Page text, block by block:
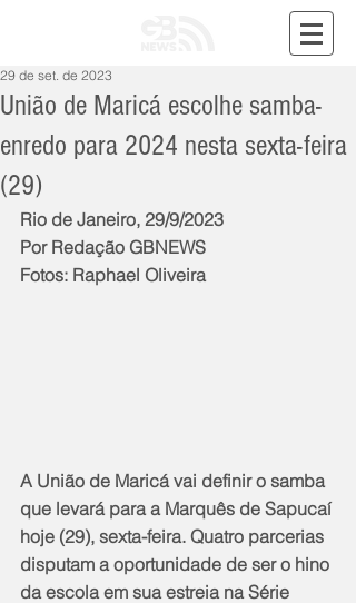
União de Maricá escolhe samba-
enredo para 2024 nesta sexta-feira
(29)
29 de set. de 2023
Rio de Janeiro, 29/9/2023
Por Redação GBNEWS
Fotos: Raphael Oliveira
A União de Maricá vai definir o samba
que levará para a Marquês de Sapucaí
hoje (29), sexta-feira. Quatro parcerias
disputam a oportunidade de ser o hino
da escola em sua estreia na Série